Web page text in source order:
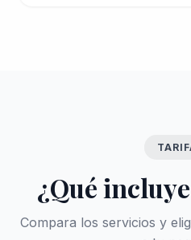
¿Qué
Compara los servicios y